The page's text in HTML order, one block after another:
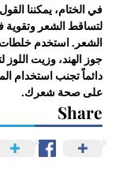
في الختام، يمكننا
لتساقط الشعر
الشعر. استخدم خلطات
جوز الهند، وزيت اللوز
دائماً تجنب استخدام
على صحة شعرك.
Share